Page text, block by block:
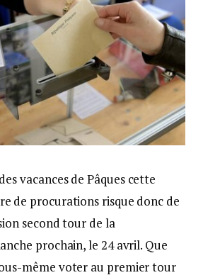
vacances de Pâques cette
de procurations risque donc de
second tour de la
prochain, le 24 avril. Que
même voter au premier tour